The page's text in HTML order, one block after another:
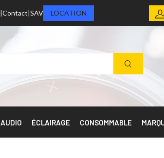
Contact SAV LOCATION
AUDIO ÉCLAIRAGE CONSOMMABLE